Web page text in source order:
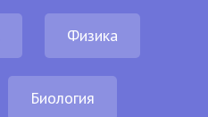
Физика
Биология